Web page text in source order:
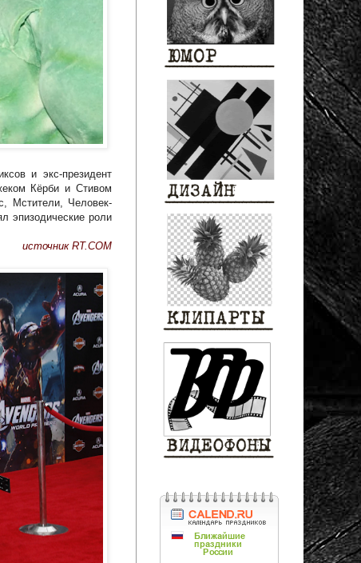
и экс-президент
Кёрби и Стивом
Мстители, Человек-
эпизодические роли
источник RT.COM